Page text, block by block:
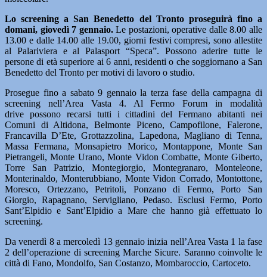
Lo screening a San Benedetto del Tronto proseguirà fino a
domani, giovedì 7 gennaio.Le postazioni, operative dalle 8.00 alle
13.00 e dalle 14.00 alle 19.00, giorni festivi compresi, sono allestite
al Palariviera e al Palasport “Speca”. Possono aderire tutte le
persone di età superiore ai 6 anni, residenti o che soggiornano a San
Benedetto del Tronto per motivi di lavoro o studio.
Prosegue fino a sabato 9 gennaio la terza fase della campagna di
screening nell’Area Vasta 4. Al Fermo Forum in modalità
drive possono recarsi tutti i cittadini del Fermano abitanti nei
Comuni di Altidona, Belmonte Piceno, Campofilone, Falerone,
Francavilla D’Ete, Grottazzolina, Lapedona, Magliano di Tenna,
Massa Fermana, Monsapietro Morico, Montappone, Monte San
Pietrangeli, Monte Urano, Monte Vidon Combatte, Monte Giberto,
Torre San Patrizio, Montegiorgio, Montegranaro, Monteleone,
Monterinaldo, Monterubbiano, Monte Vidon Corrado, Montottone,
Moresco, Ortezzano, Petritoli, Ponzano di Fermo, Porto San
Giorgio, Rapagnano, Servigliano, Pedaso. Esclusi Fermo, Porto
Sant’Elpidio e Sant’Elpidio a Mare che hanno già effettuato lo
screening.
Da venerdì 8 a mercoledì 13 gennaio inizia nell’Area Vasta 1 la fase
2 dell’operazione di screening Marche Sicure. Saranno coinvolte le
città di Fano, Mondolfo, San Costanzo, Mombaroccio, Cartoceto.